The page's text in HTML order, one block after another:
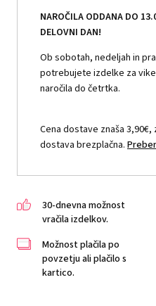
NAROČILA ODDANA DO
DELOVNI DAN!
Ob sobotah, nedeljah in
potrebujete izdelke za
naročila do četrtka.
Cena dostave znaša 3,90€,
dostava brezplačna.
30-dnevna možnost
vračila izdelkov.
Možnost plačila po
povzetju ali plačilo s
kartico.